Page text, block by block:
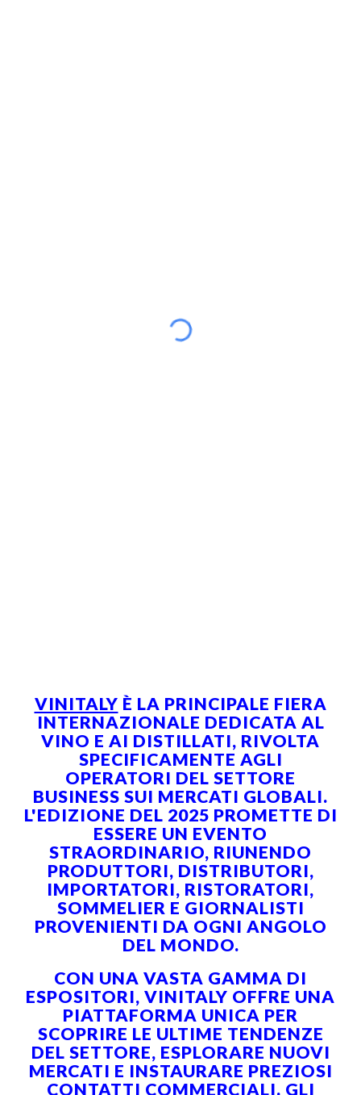
VINITALY È LA PRINCIPALE FIERA
INTERNAZIONALE DEDICATA AL
VINO E AI DISTILLATI, RIVOLTA
SPECIFICAMENTE AGLI
OPERATORI DEL SETTORE
BUSINESS SUI MERCATI GLOBALI.
L'EDIZIONE DEL 2025 PROMETTE DI
ESSERE UN EVENTO
STRAORDINARIO, RIUNENDO
PRODUTTORI, DISTRIBUTORI,
IMPORTATORI, RISTORATORI,
SOMMELIER E GIORNALISTI
PROVENIENTI DA OGNI ANGOLO
DEL MONDO.
CON UNA VASTA GAMMA DI
ESPOSITORI, VINITALY OFFRE UNA
PIATTAFORMA UNICA PER
SCOPRIRE LE ULTIME TENDENZE
DEL SETTORE, ESPLORARE NUOVI
MERCATI E INSTAURARE PREZIOSI
CONTATTI COMMERCIALI. GLI